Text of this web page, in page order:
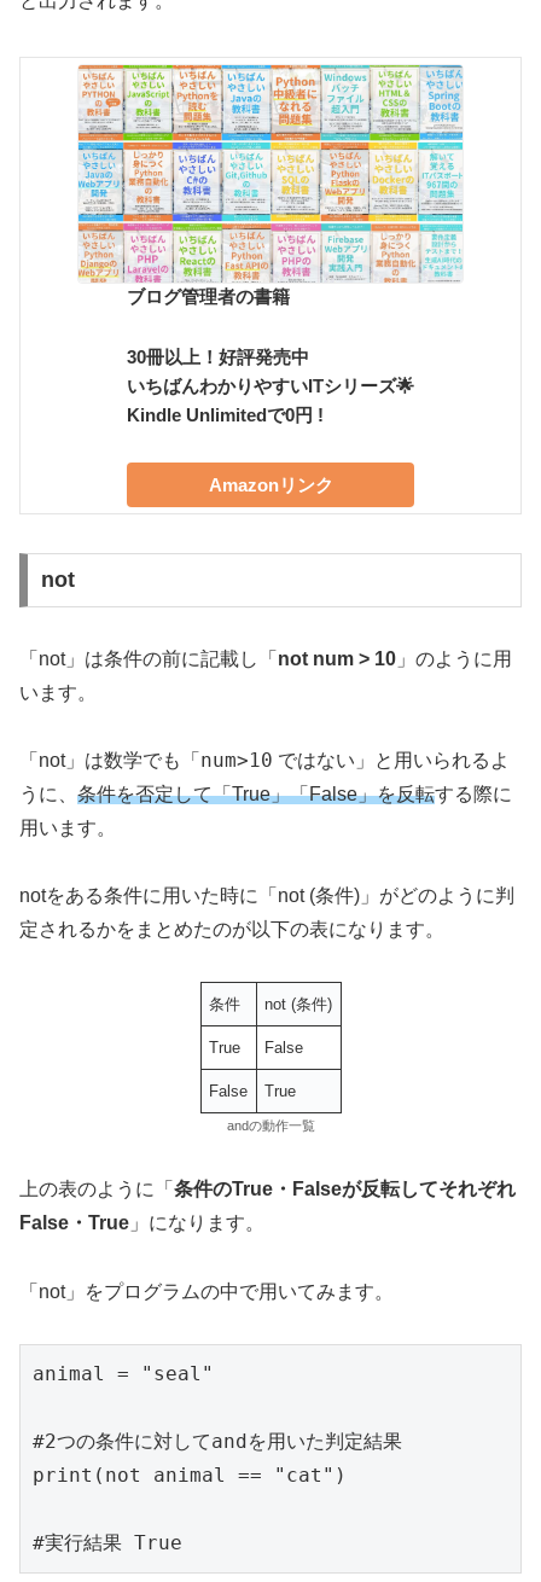
ブログ管理者の書籍
30冊以上！好評発売中
いちばんわかりやすいITシリーズ🌟
Kindle Unlimitedで0円 !
Amazonリンク
not
「not」は条件の前に記載し「 not num > 10 」のように用
います。
「not」は数学でも「 num>10 ではない」と用いられるよ
うに、 条件を否定して「True」「False」を反転する際に
用います。
notをある条件に用いた時に「not (条件)」がどのように判
定されるかをまとめたのが以下の表になります。
条件 not (条件)
True False
False True
andの動作一覧
上の表のように「 条件のTrue・Falseが反転してそれぞれ
False・True 」になります。
「not」をプログラムの中で用いてみます。
animal = "seal"
#2つの条件に対してandを用いた判定結果
print(not animal == "cat")
#実行結果 True